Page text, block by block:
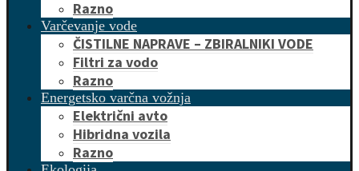
Razno
Varčevanje vode
ČISTILNE NAPRAVE – ZBIRALNIKI VODE
Filtri za vodo
Razno
Energetsko varčna vožnja
Električni avto
Hibridna vozila
Razno